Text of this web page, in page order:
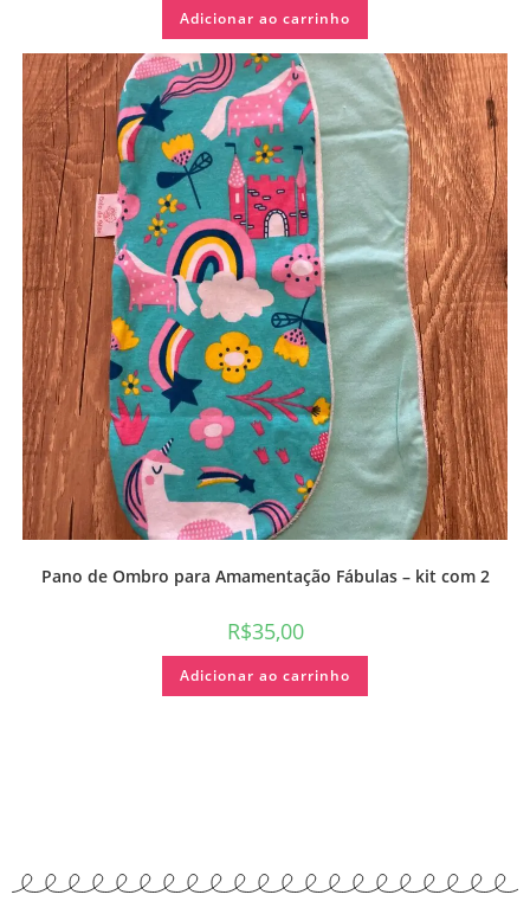
Adicionar ao carrinho
Pano de Ombro para Amamentação Fábulas – kit com 2
R$35,00
Adicionar ao carrinho